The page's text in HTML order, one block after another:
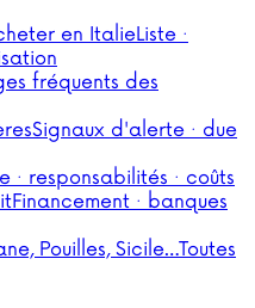
en ItalieListe ·
fréquents des
Signaux d'alerte · due
· responsabilités · coûts
Financement · banques
Pouilles, Sicile…Toutes